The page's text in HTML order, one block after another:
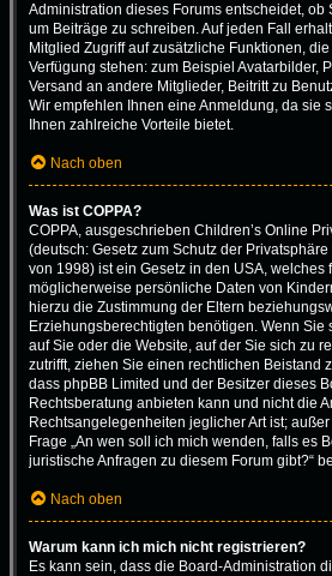
Administration dieses Forums entscheidet, ob
um Beiträge zu schreiben. Auf jeden Fall
Mitglied Zugriff auf zusätzliche Funktionen,
Verfügung stehen: zum Beispiel Avatarbilder,
Versand an andere Mitglieder, Beitritt zu
Wir empfehlen Ihnen eine Anmeldung, da sie
Ihnen zahlreiche Vorteile bietet.
Nach oben
Was ist COPPA?
COPPA, ausgeschrieben Children’s Online
(deutsch: Gesetz zum Schutz der
von 1998) ist ein Gesetz in den USA, welches
möglicherweise persönliche Daten von
hierzu die Zustimmung der Eltern
Erziehungsberechtigten benötigen. Wenn Sie
auf Sie oder die Website, auf der Sie sich zu
zutrifft, ziehen Sie einen rechtlichen Beistand
dass phpBB Limited und der Besitzer dieses
Rechtsberatung anbieten kann und nicht die
Rechtsangelegenheiten jeglicher Art ist;
Frage „An wen soll ich mich wenden, falls es
juristische Anfragen zu diesem Forum gibt?“
Nach oben
Warum kann ich mich nicht registrieren?
Es kann sein, dass die Board-Administration